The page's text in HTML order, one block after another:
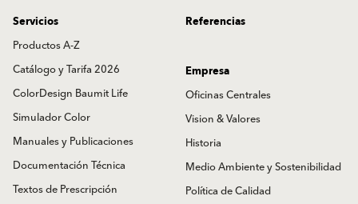
Servicios
Productos A-Z
Catálogo y Tarifa 2026
ColorDesign Baumit Life
Simulador Color
Manuales y Publicaciones
Documentación Técnica
Textos de Prescripción
Referencias
Empresa
Oficinas Centrales
Vision & Valores
Historia
Medio Ambiente y Sostenibilidad
Política de Calidad